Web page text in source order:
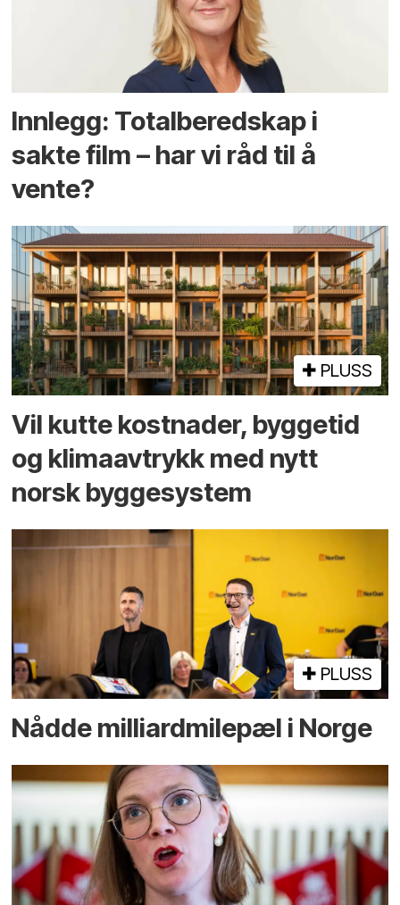
Innlegg: Totalberedskap i
sakte film – har vi råd til å
vente?
PLUSS
Vil kutte kostnader, byggetid
og klima­avtrykk med nytt
norsk bygge­system
PLUSS
Nådde milliard­­milepæl i Norge